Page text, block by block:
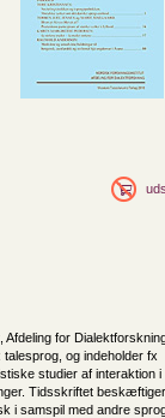
for
og indeholder fx
studier af interaktion i
Tidsskriftet
i samspil med andre